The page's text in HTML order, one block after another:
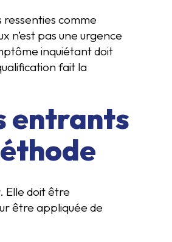
ressenties comme
n’est pas une urgence
inquiétant doit
fait la
entrants
Elle doit être
être appliquée de